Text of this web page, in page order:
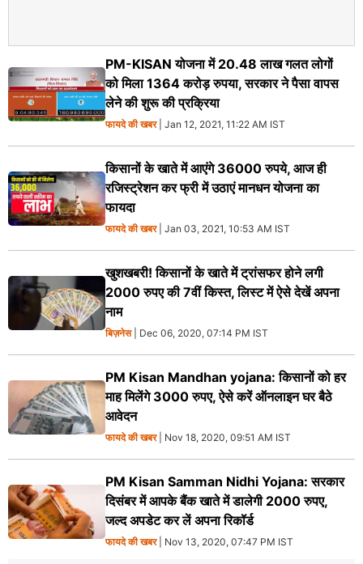
PM-KISAN योजना में 20.48 लाख गलत लोगों
को मिला 1364 करोड़ रुपया, सरकार ने पैसा वापस
लेने की शुरू की प्रक्रिया
फायदे की खबर| Jan 12, 2021, 11:22 AM IST
किसानों के खाते में आएंगे 36000 रुपये, आज ही
रजिस्ट्रेशन कर फ्री में उठाएं मानधन योजना का
फायदा
फायदे की खबर| Jan 03, 2021, 10:53 AM IST
खुशखबरी! किसानों के खाते में ट्रांसफर होने लगी
2000 रुपए की 7वीं किस्त, लिस्ट में ऐसे देखें अपना
नाम
बिज़नेस| Dec 06, 2020, 07:14 PM IST
PM Kisan Mandhan yojana: किसानों को हर
माह मिलेंगे 3000 रुपए, ऐसे करें ऑनलाइन घर बैठे
आवेदन
फायदे की खबर| Nov 18, 2020, 09:51 AM IST
PM Kisan Samman Nidhi Yojana: सरकार
दिसंबर में आपके बैंक खाते में डालेगी 2000 रुपए,
जल्‍द अपडेट कर लें अपना रिकॉर्ड
फायदे की खबर| Nov 13, 2020, 07:47 PM IST